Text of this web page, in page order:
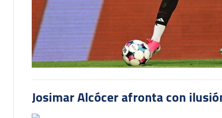
Josimar Alcócer afronta con